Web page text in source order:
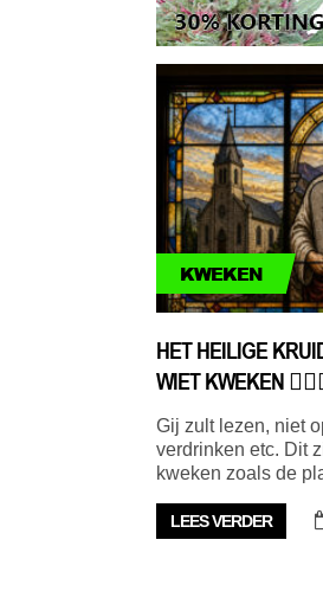
KWEKEN
HET HEILIGE
WIET KWEKEN
Gij zult lezen, niet
verdrinken etc. Dit
kweken zoals de
LEES VERDER